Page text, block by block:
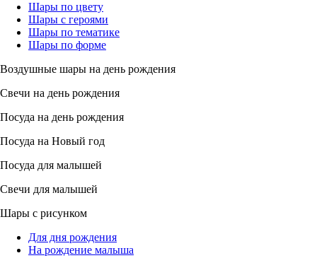
Шары по цвету
Шары с героями
Шары по тематике
Шары по форме
Воздушные шары на день рождения
Свечи на день рождения
Посуда на день рождения
Посуда на Новый год
Посуда для малышей
Свечи для малышей
Шары с рисунком
Для дня рождения
На рождение малыша